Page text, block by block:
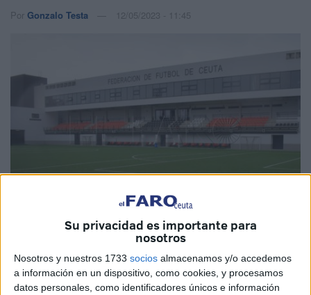
Su privacidad es importante para
nosotros
Nosotros y nuestros 1733 socios almacenamos y/o accedemos
a información en un dispositivo, como cookies, y procesamos
datos personales, como identificadores únicos e información
Por Gonzalo Testa 12/05/2023 - 11:45